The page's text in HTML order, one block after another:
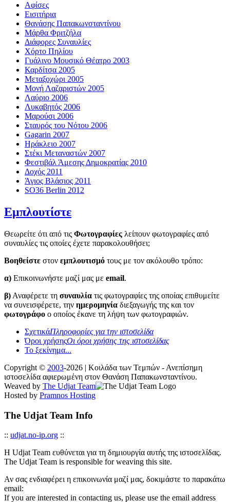
Αφίσες
Εισιτήρια
Θανάσης Παπακωνσταντίνου
Μάρθα Φριτζήλα
Διάφορες Συναυλίες
Χόρτο Πηλίου
Γυάλινο Μουσικό Θέατρο 2003
Καρδίτσα 2005
Μεταξοχώρι 2005
Μονή Λαζαριστών 2005
Λαύριο 2006
Λυκαβητός 2006
Μαρούσι 2006
Σταυρός του Νότου 2006
Gagarin 2007
Ηράκλειο 2007
Στέκι Μεταναστών 2007
Φεστιβάλ Άμεσης Δημοκρατίας 2010
Δοχός 2011
Άγιος Βλάσιος 2011
SO36 Berlin 2012
Εμπλουτίστε
Θεωρείτε ότι από τις Φωτογραφίες λείπουν φωτογραφίες από
συναυλίες τις οποίες έχετε παρακολουθήσει;
Βοηθείστε στον εμπλουτισμό τους με τον ακόλουθο τρόπο:
α) Επικοινωνήστε μαζί μας με email.
β) Αναφέρετε τη συναυλία τις φωτογραφίες της οποίας επιθυμείτε
να συνεισφέρετε, την ημερομηνία διεξαγωγής της και τον
φωτογράφο ο οποίος έκανε τη λήψη των φωτογραφιών.
ΣχετικάΠληροφορίες για την ιστοσελίδα
Όροι χρήσηςΟι όροι χρήσης της ιστοσελίδας
Το ξεκίνημα...
Copyright © 2003-2026 | Κοιλάδα των Τεμπών - Ανεπίσημη
ιστοσελίδα αφιερωμένη στον Θανάση Παπακωνσταντίνου.
Weaved by The Udjat Team
Hosted by Pramnos Hosting
The Udjat Team Info
:: udjat.no-ip.org ::
Η Udjat Team ευθύνεται για τη δημιουργία αυτής της ιστοσελίδας.
The Udjat Team is responsible for weaving this site.
Αν σας ενδιαφέρει η επικοινωνία μαζί μας, δοκιμάστε το παρακάτω
email:
If you are interested in contacting us, please use the email address